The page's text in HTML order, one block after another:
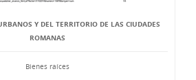
Y DEL TERRITORIO DE LAS CIUDADES
ROMANAS
Bienes raíces